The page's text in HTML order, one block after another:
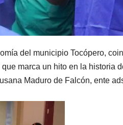
del municipio Tocópero,
marca un hito en la historia
Maduro de Falcón, ente